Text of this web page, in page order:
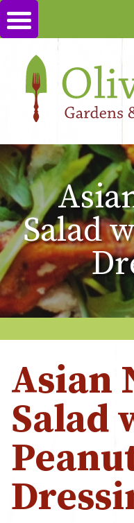
Salad
Asian
Salad